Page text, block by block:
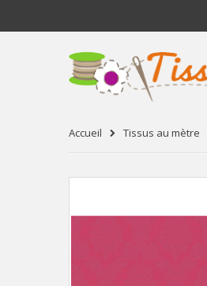
Accueil Tissus au mètre